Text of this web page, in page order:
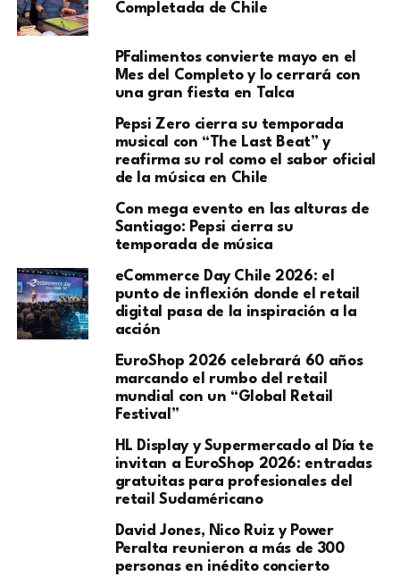
Completada de Chile
PFalimentos convierte mayo en el
Mes del Completo y lo cerrará con
una gran fiesta en Talca
Pepsi Zero cierra su temporada
musical con “The Last Beat” y
reafirma su rol como el sabor oficial
de la música en Chile
Con mega evento en las alturas de
Santiago: Pepsi cierra su
temporada de música
eCommerce Day Chile 2026: el
punto de inflexión donde el retail
digital pasa de la inspiración a la
acción
EuroShop 2026 celebrará 60 años
marcando el rumbo del retail
mundial con un “Global Retail
Festival”
HL Display y Supermercado al Día te
invitan a EuroShop 2026: entradas
gratuitas para profesionales del
retail Sudaméricano
David Jones, Nico Ruiz y Power
Peralta reunieron a más de 300
personas en inédito concierto